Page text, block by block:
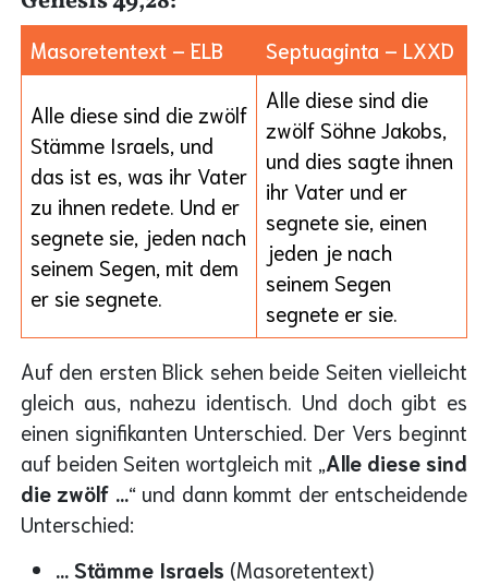
Masoretentext – ELB Septuaginta – LXXD
Alle diese sind die zwölf
Stämme Israels, und
das ist es, was ihr Vater
zu ihnen redete. Und er
segnete sie, jeden nach
seinem Segen, mit dem
er sie segnete.
Alle diese sind die
zwölf Söhne Jakobs,
und dies sagte ihnen
ihr Vater und er
segnete sie, einen
jeden je nach
seinem Segen
segnete er sie.
Auf den ersten Blick sehen beide Seiten vielleicht
gleich aus, nahezu identisch. Und doch gibt es
einen signifikanten Unterschied. Der Vers beginnt
auf beiden Seiten wortgleich mit „ Alle diese sind
die zwölf ...“ und dann kommt der entscheidende
Unterschied:
... Stämme Israels (Masoretentext)